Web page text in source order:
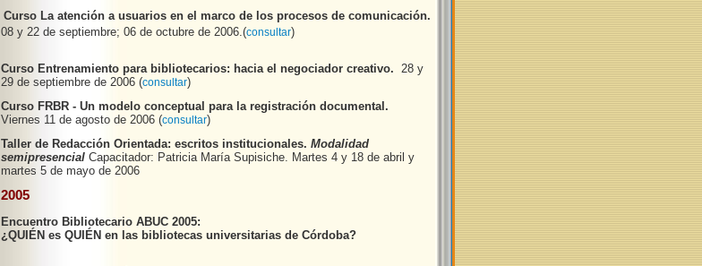
Curso La atención a usuarios en el marco de los procesos de comunicación.
08 y 22 de septiembre; 06 de octubre de 2006.(consultar)
Curso Entrenamiento para bibliotecarios: hacia el negociador creativo. 28 y
29 de septiembrede 2006 (consultar)
Curso FRBR - Un modelo conceptual para la registración documental.
Viernes 11 de agosto de 2006 (consultar)
Taller de Redacción Orientada: escritos institucionales. Modalidad
semipresencial Capacitador: Patricia María Supisiche. Martes 4 y 18 de abril y
martes 5 de mayo de 2006
2005
Encuentro Bibliotecario ABUC 2005:
¿QUIÉN es QUIÉN en las bibliotecas universitarias de Córdoba?